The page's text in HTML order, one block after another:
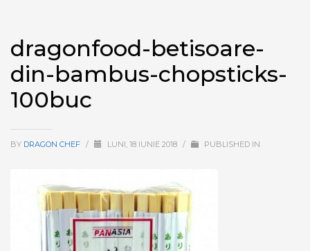
dragonfood-betisoare-
din-bambus-chopsticks-
100buc
BY DRAGON CHEF / LUNI, 18 IUNIE 2018 / PUBLISHED IN